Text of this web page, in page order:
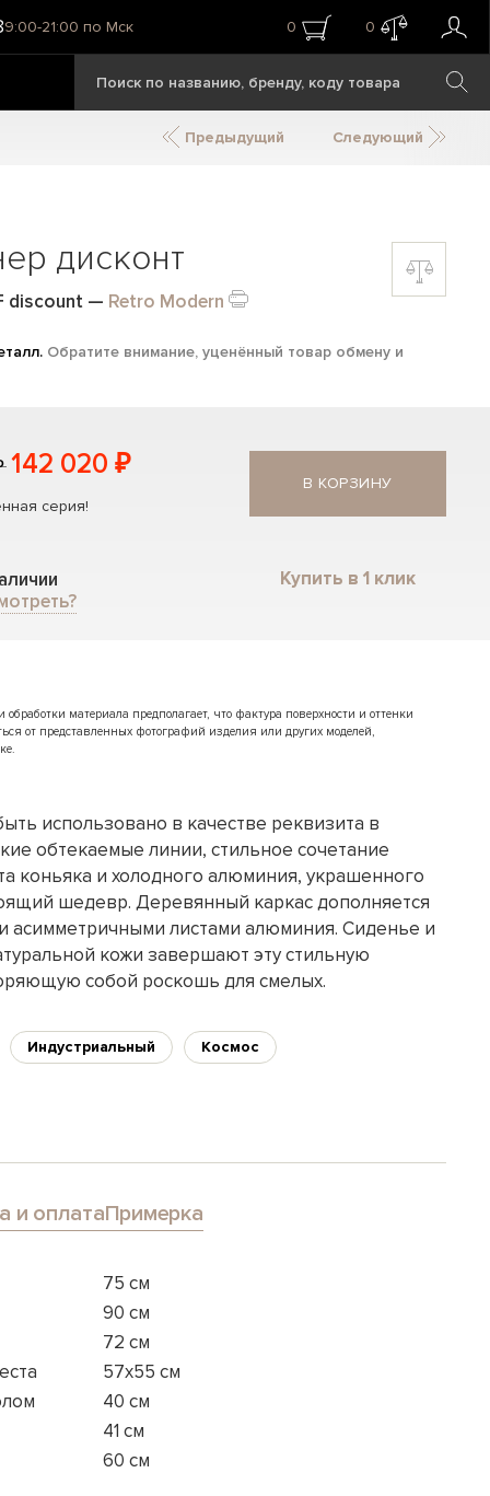
9:00-21:00 по Мск 0 0
Предыдущий Следующий
дисконт
discount — Retro Modern
Обратите внимание, уценённый товар обмену и
142 020 ₽
серия!
В КОРЗИНУ
Купить в 1 клик
материала предполагает, что фактура поверхности и оттенки
от представленных фотографий изделия или других моделей,
использовано в качестве реквизита в
обтекаемые линии, стильное сочетание
коньяка и холодного алюминия, украшенного
шедевр. Деревянный каркас дополняется
асимметричными листами алюминия. Сиденье и
кожи завершают эту стильную
собой роскошь для смелых.
Индустриальный Космос
и оплатаПримерка
75 см
90 см
72 см
57x55 см
40 см
41 см
60 см